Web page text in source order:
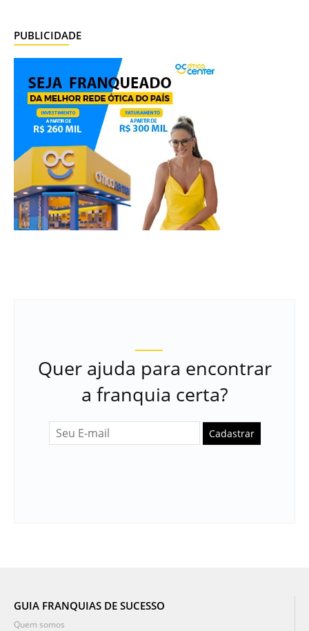
PUBLICIDADE
Quer ajuda para encontrar
a franquia certa?
Cadastrar
GUIA FRANQUIAS DE SUCESSO
Quem somos